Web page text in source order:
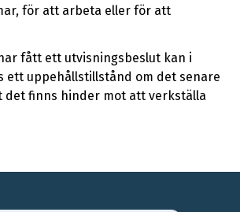
för att arbeta eller för att
fått ett utvisningsbeslut kan i
ett uppehållstillstånd om det senare
det finns hinder mot att verkställa